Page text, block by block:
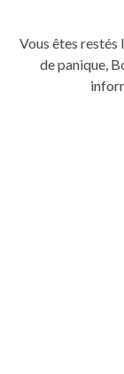
Vous êtes restés
de panique,